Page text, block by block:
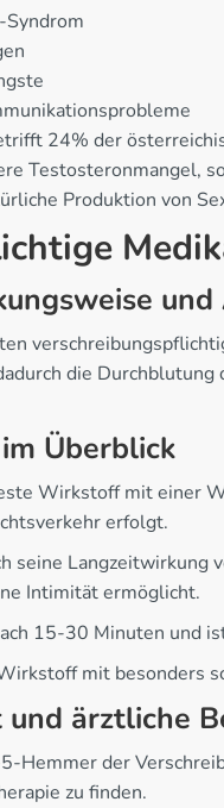
24% der
Testosteronmangel,
Produktion von
die
Überblick
Wirkstoff mit einer
erfolgt.
seine Langzeitwirkung
Intimität ermöglicht.
15-30 Minuten und
mit besonders
ärztliche
Hemmer der
zu finden.